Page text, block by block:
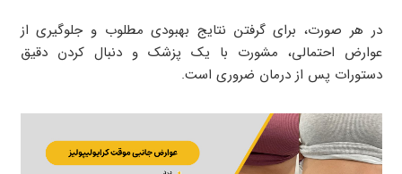
در هر صورت، برای گرفتن نتایج بهبودی مطلوب و جلوگیری از
عوارض احتمالی، مشورت با یک پزشک و دنبال کردن دقیق
دستورات پس از درمان ضروری است.